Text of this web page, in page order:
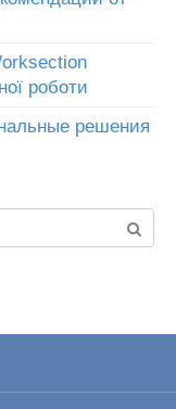
роботи
решения